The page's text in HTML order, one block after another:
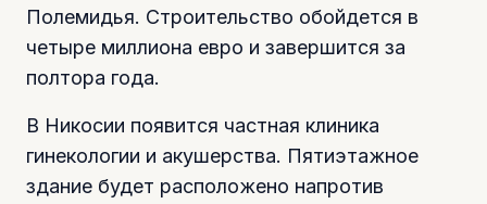
Полемидья. Строительство обойдется в
четыре миллиона евро и завершится за
полтора года.
В Никосии появится частная клиника
гинекологии и акушерства. Пятиэтажное
здание будет расположено напротив